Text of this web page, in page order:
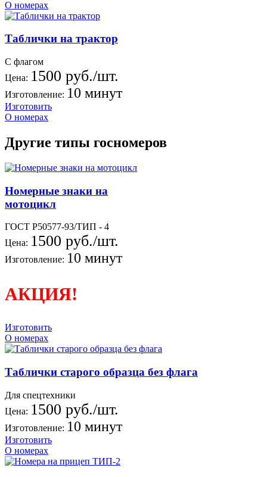
О номерах
Таблички на трактор
С флагом
Цена: 1500 руб./шт.
Изготовление: 10 минут
Изготовить
О номерах
Другие типы госномеров
Номерные знаки на
мотоцикл
ГОСТ Р50577-93/ТИП - 4
Цена: 1500 руб./шт.
Изготовление: 10 минут
АКЦИЯ!
Изготовить
О номерах
Таблички старого образца без флага
Для спецтехники
Цена: 1500 руб./шт.
Изготовление: 10 минут
Изготовить
О номерах